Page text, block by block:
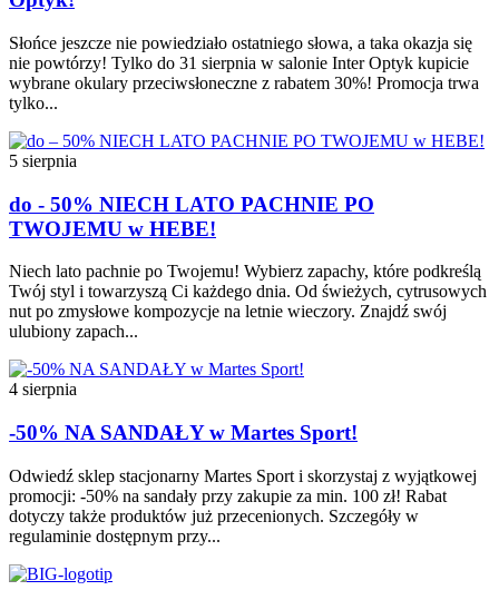
Słońce jeszcze nie powiedziało ostatniego słowa, a taka okazja się
nie powtórzy! Tylko do 31 sierpnia w salonie Inter Optyk kupicie
wybrane okulary przeciwsłoneczne z rabatem 30%! Promocja trwa
tylko...
5 sierpnia
do - 50% NIECH LATO PACHNIE PO
TWOJEMU w HEBE!
Niech lato pachnie po Twojemu! Wybierz zapachy, które podkreślą
Twój styl i towarzyszą Ci każdego dnia. Od świeżych, cytrusowych
nut po zmysłowe kompozycje na letnie wieczory. Znajdź swój
ulubiony zapach...
4 sierpnia
-50% NA SANDAŁY w Martes Sport!
Odwiedź sklep stacjonarny Martes Sport i skorzystaj z wyjątkowej
promocji: -50% na sandały przy zakupie za min. 100 zł! Rabat
dotyczy także produktów już przecenionych. Szczegóły w
regulaminie dostępnym przy...